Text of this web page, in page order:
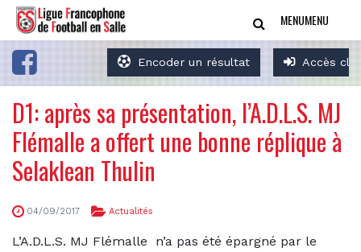
Encoder un résultat Accès
MENUMENU
D1: après sa présentation, l’A.D.L.S. MJ
Flémalle a offert une bonne réplique à
Selaklean Thulin
04/09/2017 Actualités
L’A.D.L.S. MJ Flémalle
n’a pas été épargné par le